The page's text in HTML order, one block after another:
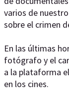
varios de
sobre el crimen
En las últimas
fotógrafo y el
a la plataforma
en los cines.